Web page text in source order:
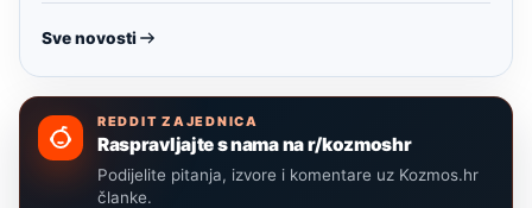
Sve novosti
REDDIT ZAJEDNICA
Raspravljajte s nama na r/kozmoshr
Podijelite pitanja, izvore i komentare uz Kozmos.hr
članke.